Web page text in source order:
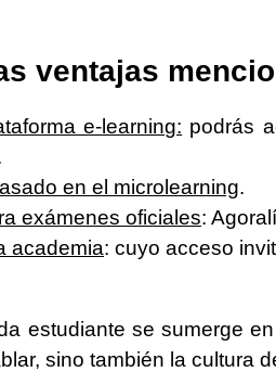
ventajas
e-learning: podrás
en el microlearning.
exámenes oficiales:
academia: cuyo acceso
estudiante se sumerge
sino también la cultura